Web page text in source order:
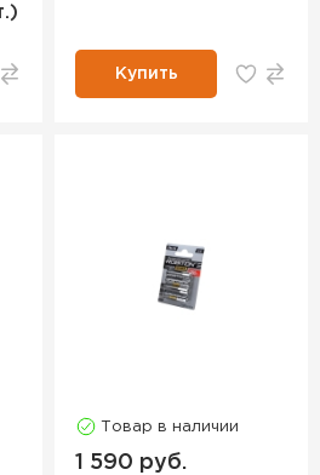
Купить
Товар в наличии
1 590 руб.